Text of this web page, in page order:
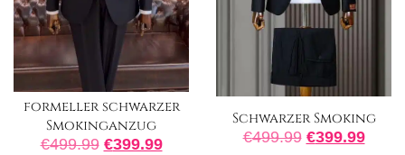
formeller schwarzer
Smokinganzug
€499.99 €399.99
Schwarzer Smoking
€499.99 €399.99